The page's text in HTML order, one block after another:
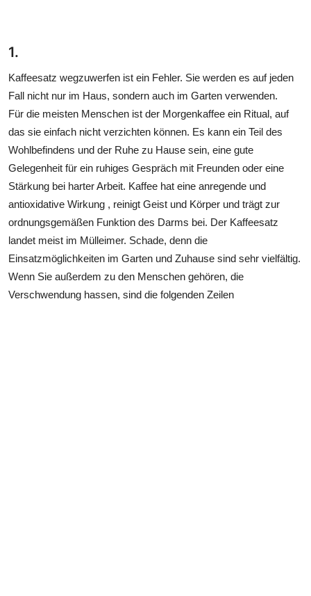
1.
Kaffeesatz wegzuwerfen ist ein Fehler. Sie werden es auf jeden
Fall nicht nur im Haus, sondern auch im Garten verwenden.
Für die meisten Menschen ist der Morgenkaffee ein Ritual, auf
das sie einfach nicht verzichten können. Es kann ein Teil des
Wohlbefindens und der Ruhe zu Hause sein, eine gute
Gelegenheit für ein ruhiges Gespräch mit Freunden oder eine
Stärkung bei harter Arbeit. Kaffee hat eine anregende und
antioxidative Wirkung , reinigt Geist und Körper und trägt zur
ordnungsgemäßen Funktion des Darms bei. Der Kaffeesatz
landet meist im Mülleimer. Schade, denn die
Einsatzmöglichkeiten im Garten und Zuhause sind sehr vielfältig.
Wenn Sie außerdem zu den Menschen gehören, die
Verschwendung hassen, sind die folgenden Zeilen